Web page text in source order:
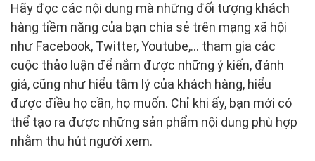
Hãy đọc các nội dung mà những đối tượng khách
hàng tiềm năng của bạn chia sẻ trên mạng xã hội
như Facebook, Twitter, Youtube,... tham gia các
cuộc thảo luận để nắm được những ý kiến, đánh
giá, cũng như hiểu tâm lý của khách hàng, hiểu
được điều họ cần, họ muốn. Chỉ khi ấy, bạn mới có
thể tạo ra được những sản phẩm nội dung phù hợp
nhằm thu hút người xem.